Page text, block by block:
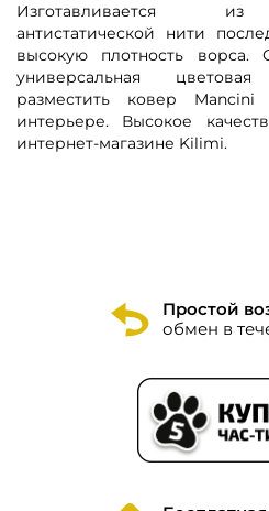
Изготавливается из
антистатической нити
высокую плотность
универсальная
разместить ковер Mancini
интерьере. Высокое
интернет-магазине Kilimi.
Простой
обмен в